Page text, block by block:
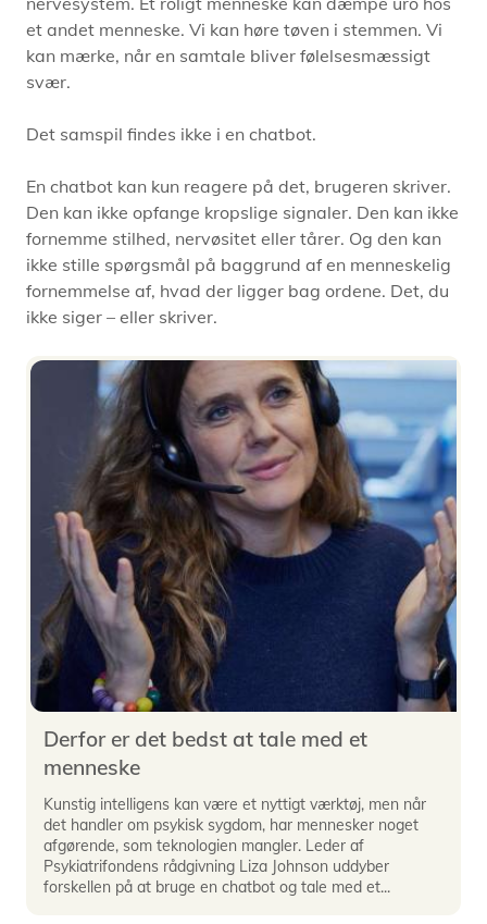
et andet menneske. Vi kan høre tøven i stemmen. Vi
kan mærke, når en samtale bliver følelsesmæssigt
svær.
Det samspil findes ikke i en chatbot.
En chatbot kan kun reagere på det, brugeren skriver.
Den kan ikke opfange kropslige signaler. Den kan ikke
fornemme stilhed, nervøsitet eller tårer. Og den kan
ikke stille spørgsmål på baggrund af en menneskelig
fornemmelse af, hvad der ligger bag ordene. Det, du
ikke siger – eller skriver.
Derfor er det bedst at tale med et
menneske
Kunstig intelligens kan være et nyttigt værktøj, men når
det handler om psykisk sygdom, har mennesker noget
afgørende, som teknologien mangler. Leder af
Psykiatrifondens rådgivning Liza Johnson uddyber
forskellen på at bruge en chatbot og tale med et...